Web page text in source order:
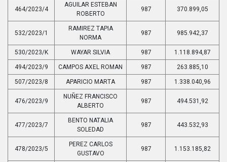
464/2023/4
AGUILAR ESTEBAN
ROBERTO
987 370.899,05
532/2023/1
RAMIREZ TAPIA
NORMA
987 985.942,37
530/2023/K WAYAR SILVIA 987 1.118.894,87
494/2023/9 CAMPOS AXEL ROMAN 987 263.885,10
507/2023/8 APARICIO MARTA 987 1.338.040,96
476/2023/9
NUÑEZ FRANCISCO
ALBERTO
987 494.531,92
477/2023/7
BENTO NATALIA
SOLEDAD
987 443.532,93
478/2023/5
PEREZ CARLOS
GUSTAVO
987 1.153.185,82